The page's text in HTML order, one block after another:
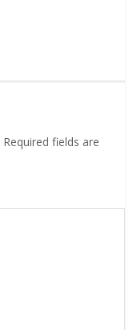
Required fields are